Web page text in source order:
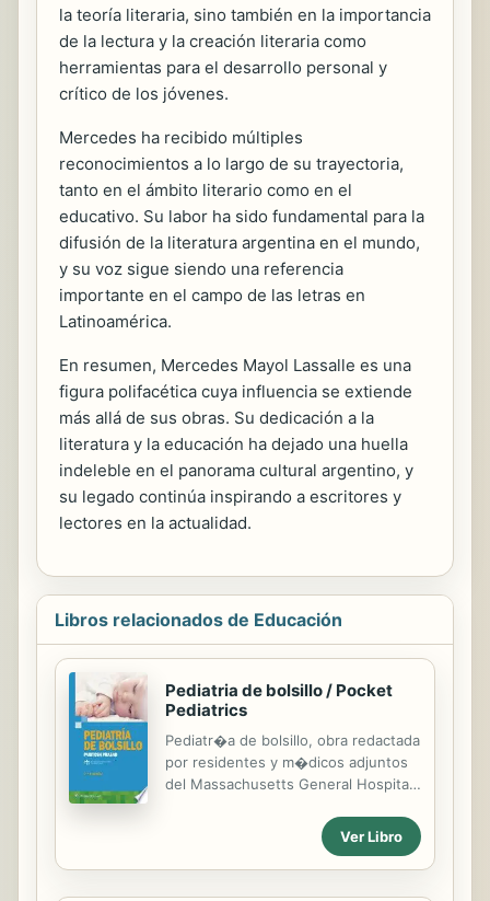
la teoría literaria, sino también en la importancia
de la lectura y la creación literaria como
herramientas para el desarrollo personal y
crítico de los jóvenes.
Mercedes ha recibido múltiples
reconocimientos a lo largo de su trayectoria,
tanto en el ámbito literario como en el
educativo. Su labor ha sido fundamental para la
difusión de la literatura argentina en el mundo,
y su voz sigue siendo una referencia
importante en el campo de las letras en
Latinoamérica.
En resumen, Mercedes Mayol Lassalle es una
figura polifacética cuya influencia se extiende
más allá de sus obras. Su dedicación a la
literatura y la educación ha dejado una huella
indeleble en el panorama cultural argentino, y
su legado continúa inspirando a escritores y
lectores en la actualidad.
Libros relacionados de Educación
Pediatria de bolsillo / Pocket
Pediatrics
Pediatr�a de bolsillo, obra redactada
por residentes y m�dicos adjuntos
del Massachusetts General Hospital
Medicina de bolsillo, una de las obras
m�s vendidas y populares entre
estudiantes de medicina,
especialistas en medicina interna y
Ver Libro